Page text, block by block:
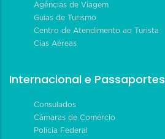
Agências de Viagem
Guias de Turismo
Centro de Atendimento ao Turista
Cias Aéreas
Internacional e Passaportes
Consulados
Câmaras de Comércio
Polícia Federal